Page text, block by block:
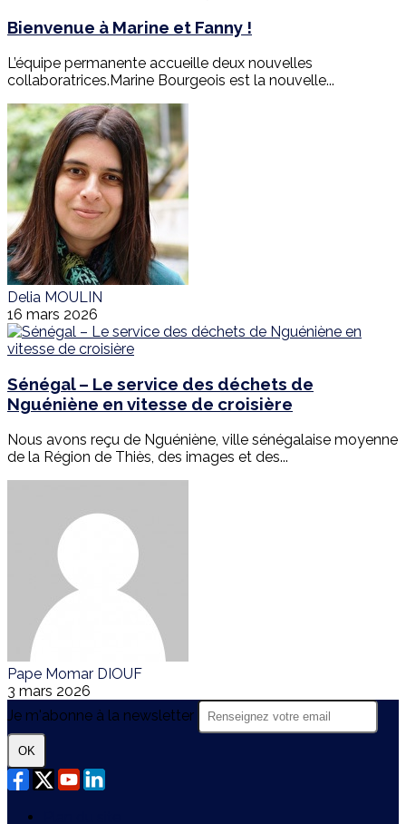
Bienvenue à Marine et Fanny !
L’équipe permanente accueille deux nouvelles
collaboratrices.Marine Bourgeois est la nouvelle...
Delia MOULIN
16 mars 2026
Sénégal – Le service des déchets de
Nguéniène en vitesse de croisière
Nous avons reçu de Nguéniène, ville sénégalaise moyenne
de la Région de Thiès, des images et des...
Pape Momar DIOUF
3 mars 2026
Je m'abonne à la newsletter
OK